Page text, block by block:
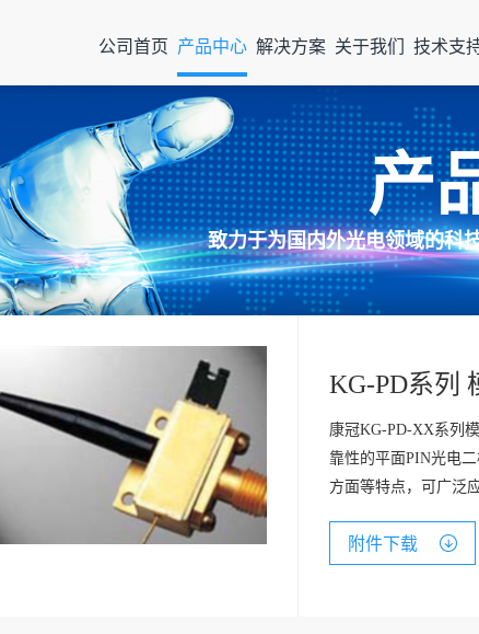
公司首页 产品中心 解决方案 关于我们 技术支
产
致力于为国内外光电领域的科
KG-PD系列
康冠KG-PD-XX系列
靠性的平面PIN光电
方面等特点，可广泛
附件下载